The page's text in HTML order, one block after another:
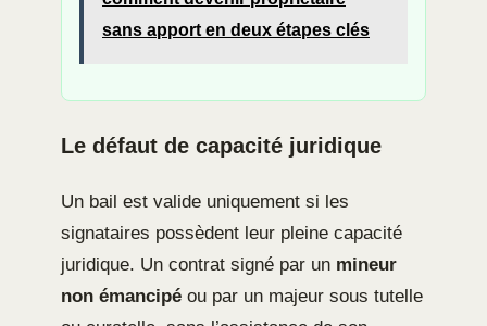
sans apport en deux étapes clés
Le défaut de capacité juridique
Un bail est valide uniquement si les
signataires possèdent leur pleine capacité
juridique. Un contrat signé par un mineur
non émancipé ou par un majeur sous tutelle